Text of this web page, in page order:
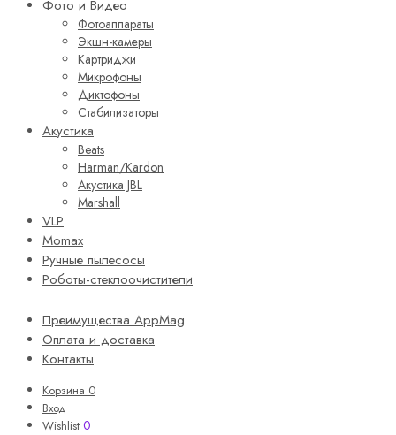
Фото и Видео
Фотоаппараты
Экшн-камеры
Картриджи
Микрофоны
Диктофоны
Стабилизаторы
Акустика
Beats
Harman/Kardon
Акустика JBL
Marshall
VLP
Momax
Ручные пылесосы
Роботы-стеклоочистители
Преимущества AppMag
Оплата и доставка
Контакты
Корзина 0
Вход
Wishlist 0